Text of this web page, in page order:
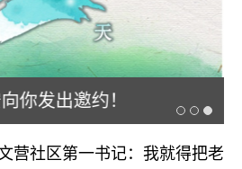
你发出邀约！
营社区第一书记：我就得把老